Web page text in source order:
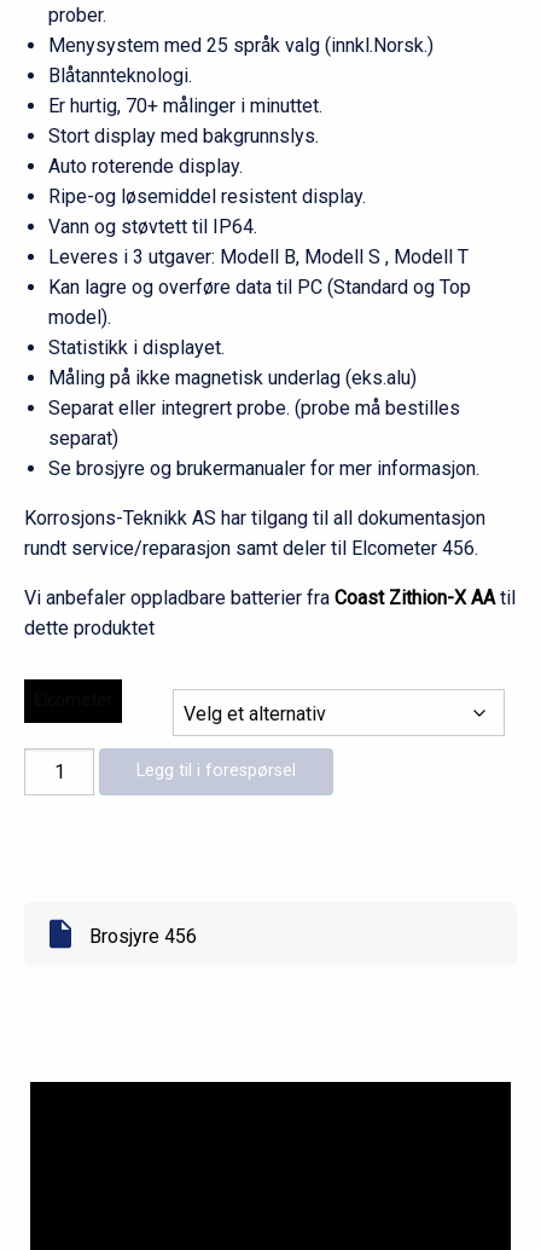
prober.
Menysystem med 25 språk valg (innkl.Norsk.)
Blåtannteknologi.
Er hurtig, 70+ målinger i minuttet.
Stort display med bakgrunnslys.
Auto roterende display.
Ripe-og løsemiddel resistent display.
Vann og støvtett til IP64.
Leveres i 3 utgaver: Modell B, Modell S , Modell T
Kan lagre og overføre data til PC (Standard og Top
model).
Statistikk i displayet.
Måling på ikke magnetisk underlag (eks.alu)
Separat eller integrert probe. (probe må bestilles
separat)
Se brosjyre og brukermanualer for mer informasjon.
Korrosjons-Teknikk AS har tilgang til all dokumentasjon
rundt service/reparasjon samt deler til Elcometer 456.
Vi anbefaler oppladbare batterier fra Coast Zithion-X AA til
dette produktet
Elcometer
456
Legg til i forespørsel
Brosjyre 456